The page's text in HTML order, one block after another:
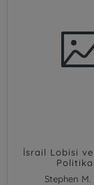
İsrail Lobisi ve
Stephen M.